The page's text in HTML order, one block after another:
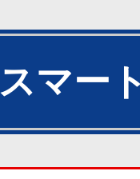
スマー